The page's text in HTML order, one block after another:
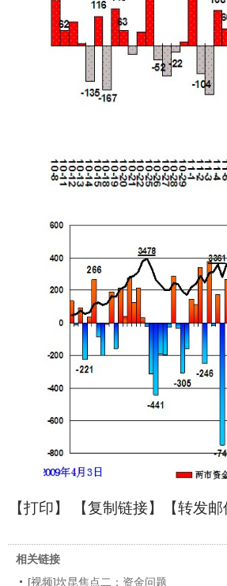
【打印】 【复制链接】【转发邮
相关链接
[视频]坎昆焦点二：资金问题